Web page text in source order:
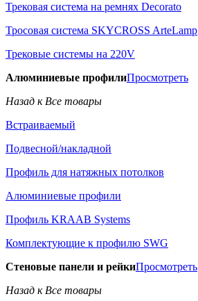
Трековая система на ремнях Decorato
Тросовая система SKYCROSS ArteLamp
Трековые системы на 220V
Алюминиевые профилиПросмотреть
Назад к Все товары
Встраиваемый
Подвесной/накладной
Профиль для натяжных потолков
Алюминиевые профили
Профиль KRAAB Systems
Комплектующие к профилю SWG
Стеновые панели и рейкиПросмотреть
Назад к Все товары